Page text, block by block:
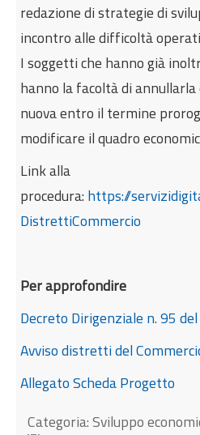
redazione di strategie di
incontro alle difficoltà
I soggetti che hanno già
hanno la facoltà di
nuova entro il termine
modificare il quadro
Link alla
procedura: https://
DistrettiCommercio
Per approfondire
Decreto Dirigenziale n. 95
Avviso distretti del
Allegato Scheda Progetto
Categoria:Sviluppo